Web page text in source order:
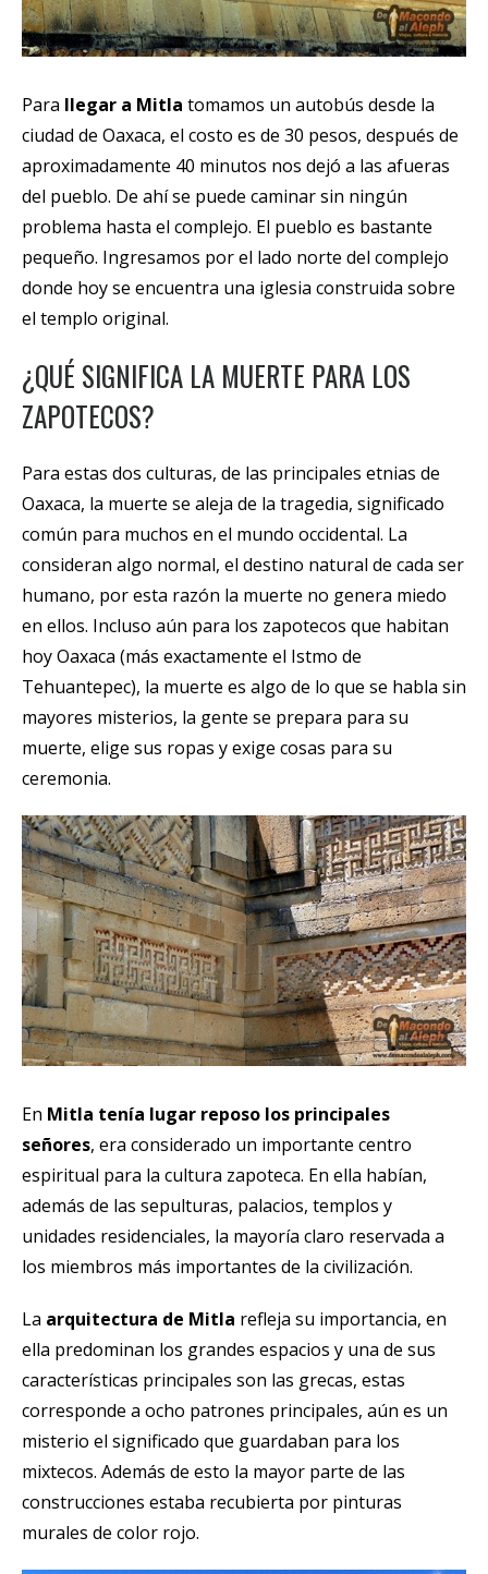
Para llegar a Mitla tomamos un autobús desde la
ciudad de Oaxaca, el costo es de 30 pesos, después de
aproximadamente 40 minutos nos dejó a las afueras
del pueblo. De ahí se puede caminar sin ningún
problema hasta el complejo. El pueblo es bastante
pequeño. Ingresamos por el lado norte del complejo
donde hoy se encuentra una iglesia construida sobre
el templo original.
¿QUÉ SIGNIFICA LA MUERTE PARA LOS
ZAPOTECOS?
Para estas dos culturas, de las principales etnias de
Oaxaca, la muerte se aleja de la tragedia, significado
común para muchos en el mundo occidental. La
consideran algo normal, el destino natural de cada ser
humano, por esta razón la muerte no genera miedo
en ellos. Incluso aún para los zapotecos que habitan
hoy Oaxaca (más exactamente el Istmo de
Tehuantepec), la muerte es algo de lo que se habla sin
mayores misterios, la gente se prepara para su
muerte, elige sus ropas y exige cosas para su
ceremonia.
En Mitla tenía lugar reposo los principales
señores, era considerado un importante centro
espiritual para la cultura zapoteca. En ella habían,
además de las sepulturas, palacios, templos y
unidades residenciales, la mayoría claro reservada a
los miembros más importantes de la civilización.
La arquitectura de Mitla refleja su importancia, en
ella predominan los grandes espacios y una de sus
características principales son las grecas, estas
corresponde a ocho patrones principales, aún es un
misterio el significado que guardaban para los
mixtecos. Además de esto la mayor parte de las
construcciones estaba recubierta por pinturas
murales de color rojo.